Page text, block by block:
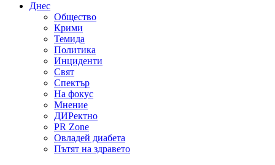
Днес
Общество
Крими
Темида
Политика
Инциденти
Свят
Спектър
На фокус
Мнение
ДИРектно
PR Zone
Овладей диабета
Пътят на здравето